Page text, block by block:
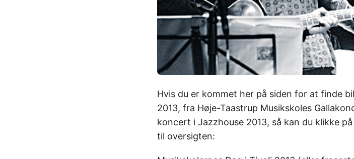
Hvis du er kommet her på siden for at finde
2013, fra Høje-Taastrup Musikskoles
koncert i Jazzhouse 2013, så kan du klikke
til oversigten: